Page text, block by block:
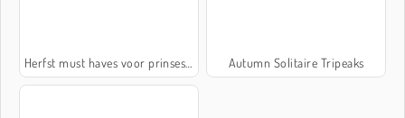
Herfst must haves voor prinsessen Autumn Solitaire Tripeaks